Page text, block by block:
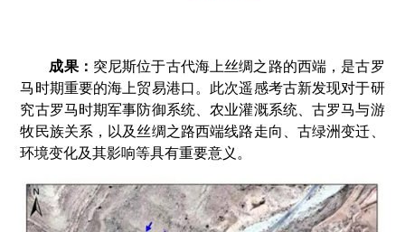
成果： 突尼斯位于古代海上丝绸之路的西端，是古罗
马时期重要的海上贸易港口。此次遥感考古新发现对于研
究古罗马时期军事防御系统、农业灌溉系统、古罗马与游
牧民族关系，以及丝绸之路西端线路走向、古绿洲变迁、
环境变化及其影响等具有重要意义。